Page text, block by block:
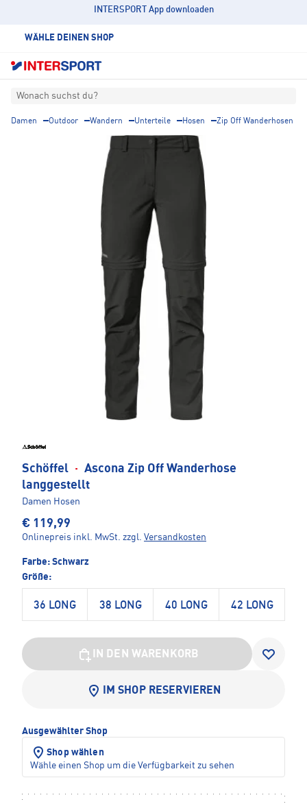
INTERSPORT App downloaden
WÄHLE DEINEN SHOP
Wonach suchst du?
Damen Outdoor Wandern Unterteile Hosen Zip Off Wanderhosen
Schöffel · Ascona Zip Off Wanderhose
langgestellt
Damen Hosen
€ 119,99
Onlinepreis inkl. MwSt. zzgl. Versandkosten
Farbe: Schwarz
Größe:
36 LONG 38 LONG 40 LONG 42 LONG
IN DEN WARENKORB
IM SHOP RESERVIEREN
Ausgewählter Shop
Shop wählen
Wähle einen Shop um die Verfügbarkeit zu sehen